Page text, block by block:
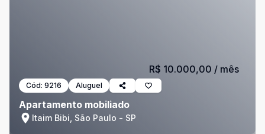
Cód: 9216 Aluguel
Apartamento mobiliado
Itaim Bibi, São Paulo - SP
R$ 10.000,00 / mês